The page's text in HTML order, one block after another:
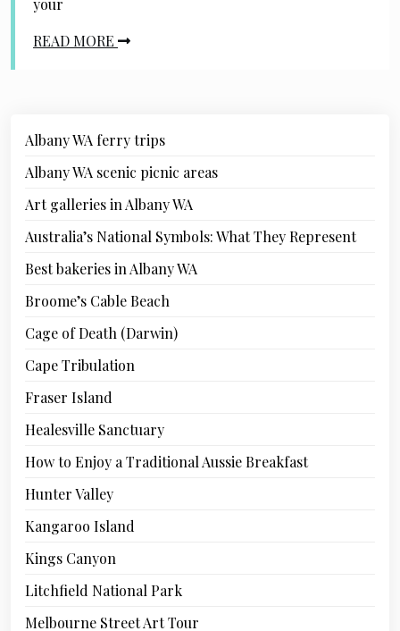
your
READ MORE
Albany WA ferry trips
Albany WA scenic picnic areas
Art galleries in Albany WA
Australia’s National Symbols: What They Represent
Best bakeries in Albany WA
Broome’s Cable Beach
Cage of Death (Darwin)
Cape Tribulation
Fraser Island
Healesville Sanctuary
How to Enjoy a Traditional Aussie Breakfast
Hunter Valley
Kangaroo Island
Kings Canyon
Litchfield National Park
Melbourne Street Art Tour